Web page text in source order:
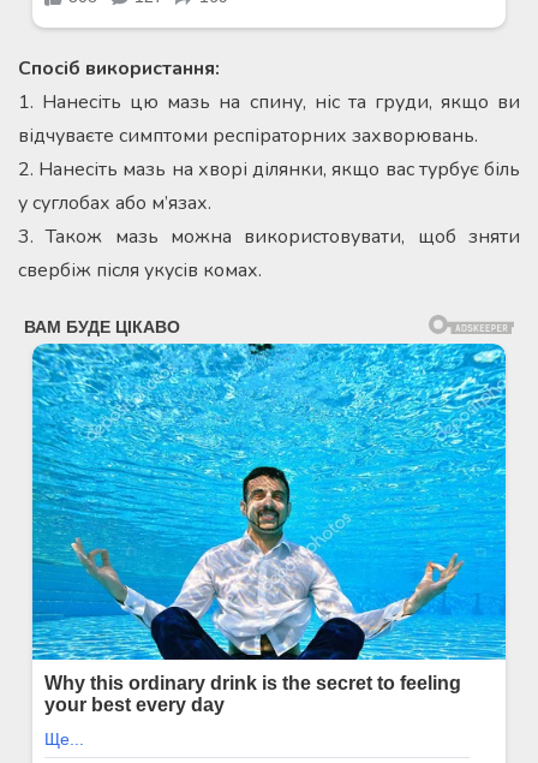
Спосіб використання:
1. Нанесіть цю мазь на спину, ніс та груди, якщо ви
відчуваєте симптоми респіраторних захворювань.
2. Нанесіть мазь на хворі ділянки, якщо вас турбує біль
у суглобах або м’язах.
3. Також мазь можна використовувати, щоб зняти
свербіж після укусів комах.